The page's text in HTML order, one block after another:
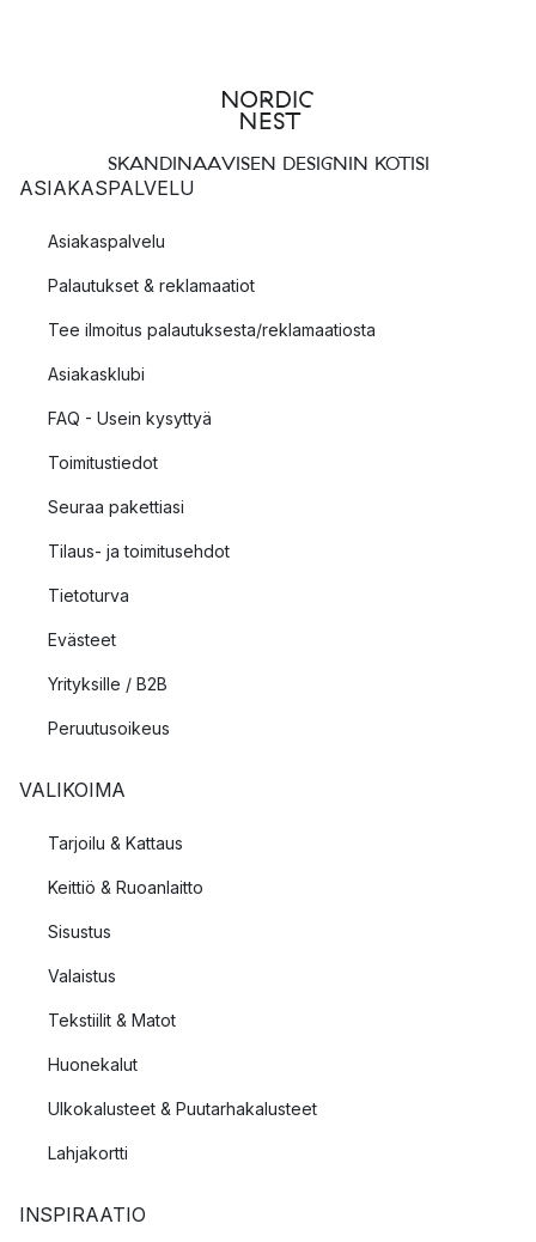
SKANDINAAVISEN DESIGNIN KOTISI
ASIAKASPALVELU
Asiakaspalvelu
Palautukset & reklamaatiot
Tee ilmoitus palautuksesta/reklamaatiosta
Asiakasklubi
FAQ - Usein kysyttyä
Toimitustiedot
Seuraa pakettiasi
Tilaus- ja toimitusehdot
Tietoturva
Evästeet
Yrityksille / B2B
Peruutusoikeus
VALIKOIMA
Tarjoilu & Kattaus
Keittiö & Ruoanlaitto
Sisustus
Valaistus
Tekstiilit & Matot
Huonekalut
Ulkokalusteet & Puutarhakalusteet
Lahjakortti
INSPIRAATIO